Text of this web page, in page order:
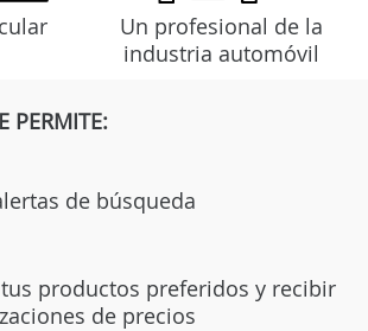
Un profesional de la
industria automóvil
PERMITE:
de búsqueda
productos preferidos y recibir
de precios